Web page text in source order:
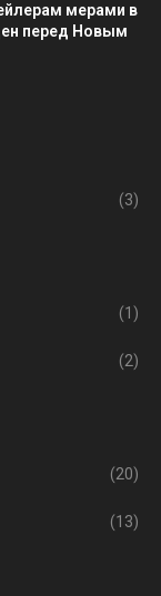
мерами в
перед Новым
(3)
(1)
(2)
(20)
(13)